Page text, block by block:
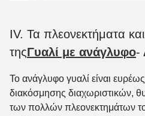
IV. Τα πλεονεκτήματα και
τηςΓυαλί με ανάγλυφο-
Το ανάγλυφο γυαλί είναι
διακόσμησης διαχωριστικών,
των πολλών πλεονεκτημάτων